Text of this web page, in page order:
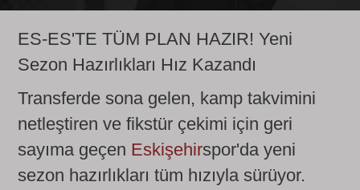
ES-ES'TE TÜM PLAN HAZIR! Yeni
Sezon Hazırlıkları Hız Kazandı
Transferde sona gelen, kamp takvimini
netleştiren ve fikstür çekimi için geri
sayıma geçen Eskişehirspor'da yeni
sezon hazırlıkları tüm hızıyla sürüyor.